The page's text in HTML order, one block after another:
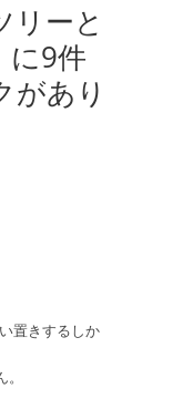
リーと
に9件
があり
置きするしか